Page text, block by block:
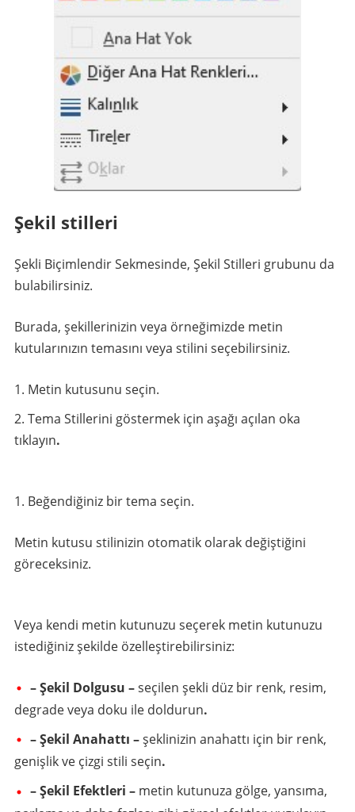
Şekil stilleri
Şekli Biçimlendir Sekmesinde, Şekil Stilleri grubunu da
bulabilirsiniz.
Burada, şekillerinizin veya örneğimizde metin
kutularınızın temasını veya stilini seçebilirsiniz.
Metin kutusunu seçin.
Tema Stillerini göstermek için aşağı açılan oka
tıklayın.
Beğendiğiniz bir tema seçin.
Metin kutusu stilinizin otomatik olarak değiştiğini
göreceksiniz.
Veya kendi metin kutunuzu seçerek metin kutunuzu
istediğiniz şekilde özelleştirebilirsiniz:
– Şekil Dolgusu –seçilen şekli düz bir renk, resim,
degrade veya doku ile doldurun.
– Şekil Anahattı –şeklinizin anahattı için bir renk,
genişlik ve çizgi stili seçin.
– Şekil Efektleri – metin kutunuza gölge, yansıma,